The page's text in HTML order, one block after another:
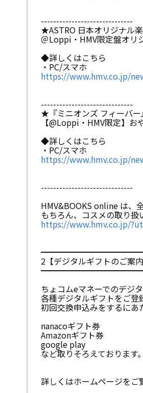
------------------------------
★ASTRO 日本オリジナル
＠Loppi・HMV限定盤オリ
◆詳しくはこちら
・PC/スマホ
https://www.hmv.co.jp/
------------------------------
★『ミニオンズ フィーバー
【@Loppi・HMV限定】お
◆詳しくはこちら
・PC/スマホ
https://www.hmv.co.jp/
------------------------------
HMV&BOOKS online は、
もちろん、コスメの取り扱
https://www.hmv.co.jp/
2【デジタルギフトのご案
ちょコムeマネーでのデジ
各種デジタルギフトをご登
初回交換申込みをするにあ
nanacoギフト券
Amazonギフト券
google play
など取りそろえております。
詳しくはホームページをご